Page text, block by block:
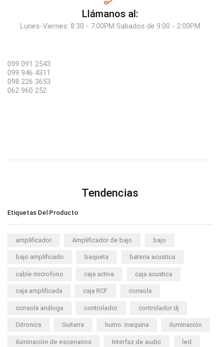
Llámanos al:
Lunes-Viernes: 8:30 - 7:00PM Sabados de 9:00 - 2:00PM
099 091 2543
099 946 4311
098 226 3653
062 960 252
Tendencias
Etiquetas Del Producto
amplificador Amplificador de bajo bajo
bajo amplificado baqueta bateria acustica
cable microfono caja activa caja acustica
caja amplificada caja RCF consola
consola análoga controlador controlador dj
Ditronics Guitarra humo. maquina iluminación
iluminación de escenarios Interfaz de audio led